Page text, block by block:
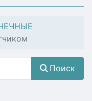
Поиск